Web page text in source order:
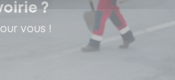
?
vous !